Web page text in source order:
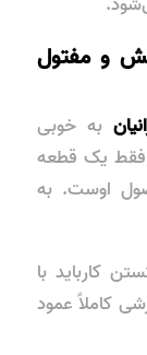
مش و مفتول
به خوبی
فقط یک قطعه
اوست. به
کارباید با
کاملاً عمود